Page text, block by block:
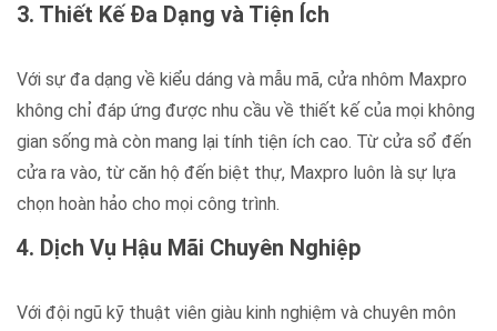
3. Thiết Kế Đa Dạng và Tiện Ích
Với sự đa dạng về kiểu dáng và mẫu mã, cửa nhôm Maxpro
không chỉ đáp ứng được nhu cầu về thiết kế của mọi không
gian sống mà còn mang lại tính tiện ích cao. Từ cửa sổ đến
cửa ra vào, từ căn hộ đến biệt thự, Maxpro luôn là sự lựa
chọn hoàn hảo cho mọi công trình.
4. Dịch Vụ Hậu Mãi Chuyên Nghiệp
Với đội ngũ kỹ thuật viên giàu kinh nghiệm và chuyên môn